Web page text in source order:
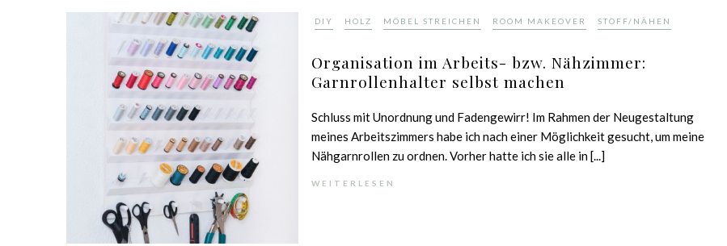
DIY HOLZ MÖBEL STREICHEN ROOM MAKEOVER STOFF/NÄHEN
Organisation im Arbeits- bzw. Nähzimmer:
Garnrollenhalter selbst machen
Schluss mit Unordnung und Fadengewirr! Im Rahmen der Neugestaltung
meines Arbeitszimmers habe ich nach einer Möglichkeit gesucht, um meine
Nähgarnrollen zu ordnen. Vorher hatte ich sie alle in [...]
WEITERLESEN